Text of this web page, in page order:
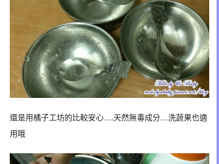
還是用橘子工坊的比較安心….天然無毒成分…洗蔬果也適
用哦